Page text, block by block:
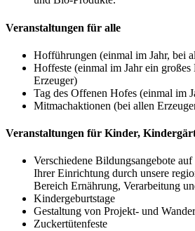
Veranstaltungen für alle
Hofführungen (einmal im Jahr, bei
Hoffeste (einmal im Jahr ein
Erzeuger)
Tag des Offenen Hofes (einmal im
Mitmachaktionen (bei allen
Veranstaltungen für Kinder,
Verschiedene Bildungsangebote
Ihrer Einrichtung durch unsere
Bereich Ernährung, Verarbeitung
Kindergeburtstage
Gestaltung von Projekt- und
Zuckertütenfeste